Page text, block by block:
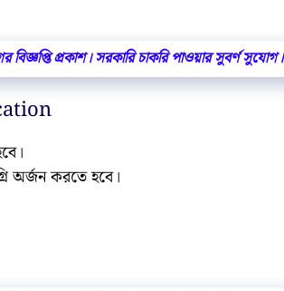
প্রকাশ। সরকারি চাকরি পাওয়ার সুবর্ণ সুযোগ।
অর্জন করতে হবে।